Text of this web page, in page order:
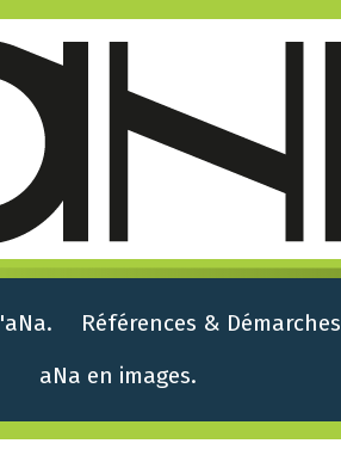
Références & Démarches
aNa en images.